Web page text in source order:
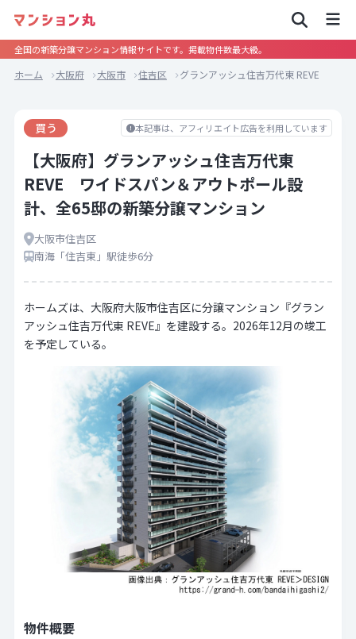
全国の新築分譲マンション情報サイトです。掲載物件数最大級。
ホーム 大阪府 大阪市 住吉区 グランアッシュ住吉万代東 REVE
本記事は、アフィリエイト広告を利用しています
買う
【大阪府】グランアッシュ住吉万代東
REVE ワイドスパン＆アウトポール設
計、全65邸の新築分譲マンション
大阪市住吉区
南海「住吉東」駅徒歩6分
ホームズは、大阪府大阪市住吉区に分譲マンション『グラン
アッシュ住吉万代東 REVE』を建設する。2026年12月の竣工
を予定している。
物件概要